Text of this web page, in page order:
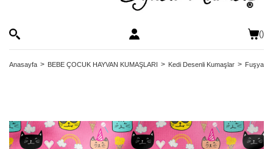
()
Anasayfa BEBE ÇOCUK HAYVAN KUMAŞLARI Kedi Desenli Kumaşlar Fuşya